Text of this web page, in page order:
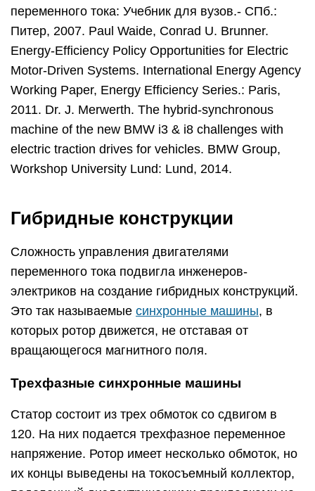
переменного тока: Учебник для вузов.- СПб.:
Питер, 2007. Paul Waide, Conrad U. Brunner.
Energy-Efficiency Policy Opportunities for Electric
Motor-Driven Systems. International Energy Agency
Working Paper, Energy Efficiency Series.: Paris,
2011. Dr. J. Merwerth. The hybrid-synchronous
machine of the new BMW i3 & i8 challenges with
electric traction drives for vehicles. BMW Group,
Workshop University Lund: Lund, 2014.
Гибридные конструкции
Сложность управления двигателями
переменного тока подвигла инженеров-
электриков на создание гибридных конструкций.
Это так называемые синхронные машины, в
которых ротор движется, не отставая от
вращающегося магнитного поля.
Трехфазные синхронные машины
Статор состоит из трех обмоток со сдвигом в
120. На них подается трехфазное переменное
напряжение. Ротор имеет несколько обмоток, но
их концы выведены на токосъемный коллектор,